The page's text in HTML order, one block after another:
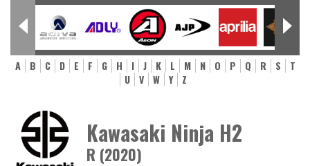
A B C D E F G H I J K L M N O P Q R S
T
U
V W Y Z
Kawasaki Ninja H2
R (2020)